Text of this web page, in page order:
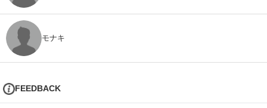
モナキ
FEEDBACK